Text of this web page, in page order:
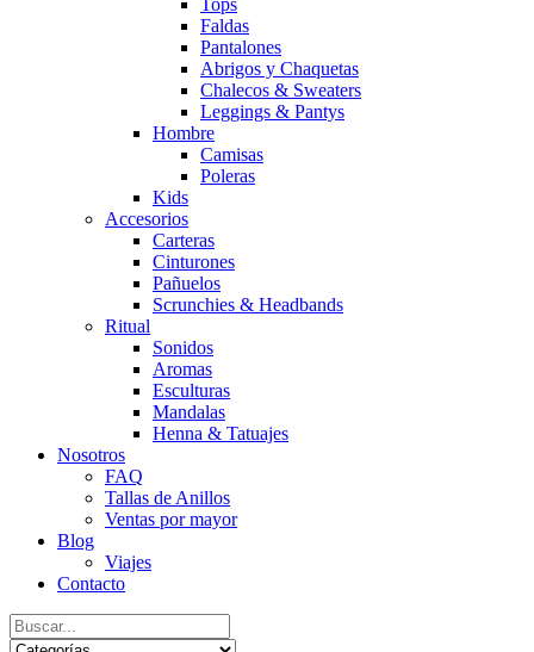
Tops
Faldas
Pantalones
Abrigos y Chaquetas
Chalecos & Sweaters
Leggings & Pantys
Hombre
Camisas
Poleras
Kids
Accesorios
Carteras
Cinturones
Pañuelos
Scrunchies & Headbands
Ritual
Sonidos
Aromas
Esculturas
Mandalas
Henna & Tatuajes
Nosotros
FAQ
Tallas de Anillos
Ventas por mayor
Blog
Viajes
Contacto